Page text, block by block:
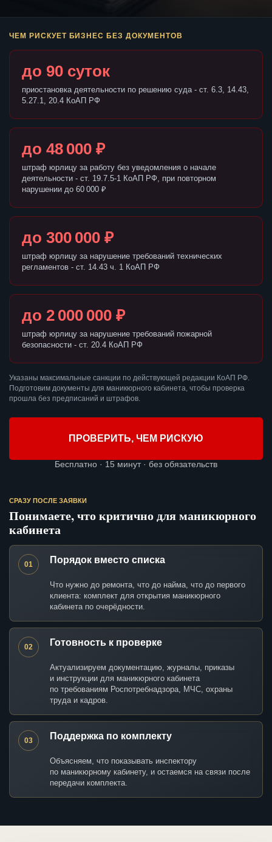
ЧЕМ РИСКУЕТ БИЗНЕС БЕЗ ДОКУМЕНТОВ
до 90 суток
приостановка деятельности по решению суда - ст. 6.3, 14.43,
5.27.1, 20.4 КоАП РФ
до 48 000 ₽
штраф юрлицу за работу без уведомления о начале
деятельности - ст. 19.7.5-1 КоАП РФ, при повторном
нарушении до 60 000 ₽
до 300 000 ₽
штраф юрлицу за нарушение требований технических
регламентов - ст. 14.43 ч. 1 КоАП РФ
до 2 000 000 ₽
штраф юрлицу за нарушение требований пожарной
безопасности - ст. 20.4 КоАП РФ
Указаны максимальные санкции по действующей редакции КоАП РФ.
Подготовим документы для маникюрного кабинета, чтобы проверка
прошла без предписаний и штрафов.
ПРОВЕРИТЬ, ЧЕМ РИСКУЮ
Бесплатно · 15 минут · без обязательств
СРАЗУ ПОСЛЕ ЗАЯВКИ
Понимаете, что критично для маникюрного
кабинета
01 Порядок вместо списка
Что нужно до ремонта, что до найма, что до первого
клиента: комплект для открытия маникюрного
кабинета по очерёдности.
02 Готовность к проверке
Актуализируем документацию, журналы, приказы
и инструкции для маникюрного кабинета
по требованиям Роспотребнадзора, МЧС, охраны
труда и кадров.
03 Поддержка по комплекту
Объясняем, что показывать инспектору
по маникюрному кабинету, и остаемся на связи после
передачи комплекта.